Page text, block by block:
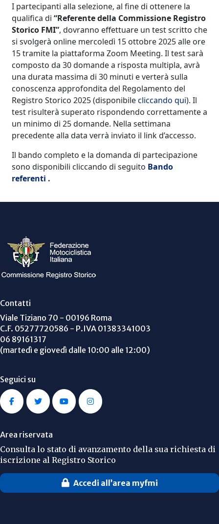
I partecipanti alla selezione, al fine di ottenere la
qualifica di “Referente della Commissione Registro
Storico FMI”, dovranno effettuare un test scritto che
si svolgerà online mercoledì 15 ottobre 2025 alle ore
15 tramite la piattaforma Zoom Meeting. Il test sarà
composto da 30 domande a risposta multipla, avrà
una durata massima di 30 minuti e verterà sulla
conoscenza approfondita del Regolamento del
Registro Storico 2025 (disponibilecliccando qui). Il
test risulterà superato rispondendo correttamente a
un minimo di 25 domande. Nella settimana
precedente alla data verrà inviato il link d’accesso.
Il bando completo e la domanda di partecipazione
sono disponibili cliccando di seguito Bando
referenti .
Contatti
Viale Tiziano 70 - 00196 Roma
C.F. 05277720586 - P.IVA 01383341003
06 89161317
(martedì e giovedì dalle 10:00 alle 12:00)
Seguici su
Area riservata
Consulta lo stato di avanzamento della sua richiesta di
iscrizione al Registro Storico
Accedi all’area myfmi